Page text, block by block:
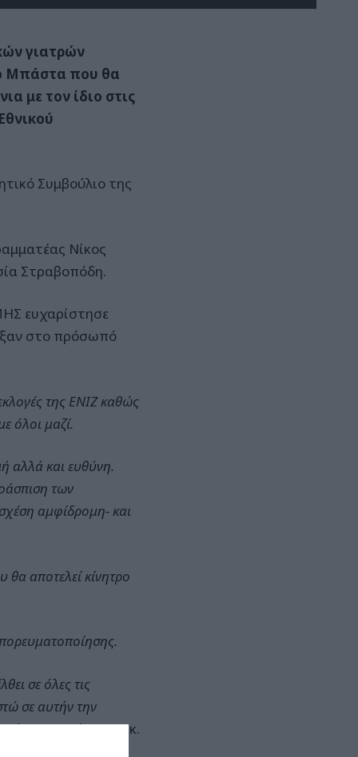
γιατρών
Μπάστα που θα
με τον ίδιο στις
Συμβούλιο της
Νίκος
Στραβοπόδη.
ευχαρίστησε
στο πρόσωπό
της ΕΝΙΖ καθώς
όλοι μαζί.
αλλά και ευθύνη.
των
αμφίδρομη- και
θα αποτελεί κίνητρο
σε όλες τις
σε αυτήν την
πίσω»επεσήμανε ο κ.